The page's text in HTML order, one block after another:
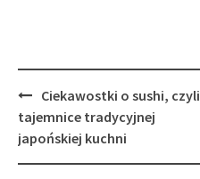
Post
navigation
Ciekawostki o sushi, czyli
tajemnice tradycyjnej
japońskiej kuchni